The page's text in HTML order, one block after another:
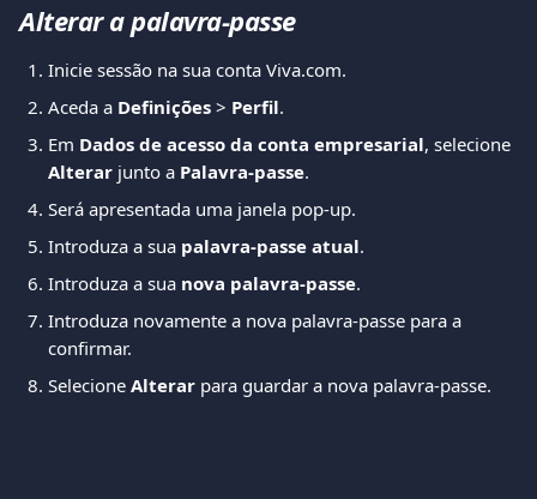
Alterar a palavra-passe
Inicie sessão na sua conta Viva.com.
Aceda a Definições > Perfil.
Em Dados de acesso da conta empresarial, selecione
Alterar junto a Palavra-passe.
Será apresentada uma janela pop-up.
Introduza a sua palavra-passe atual.
Introduza a sua nova palavra-passe.
Introduza novamente a nova palavra-passe para a
confirmar.
Selecione Alterar para guardar a nova palavra-passe.